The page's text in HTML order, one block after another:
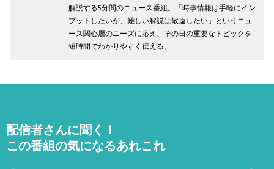
解説する5分間のニュース番組。「時事情報は手軽にイン
プットしたいが、難しい解説は敬遠したい」というニュ
ース関心層のニーズに応え、その日の重要なトピックを
短時間でわかりやすく伝える。
配信者さんに聞く！
この番組の気になるあれこれ